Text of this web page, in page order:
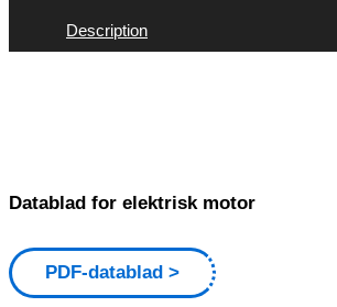
Description
Datablad for elektrisk motor
PDF-datablad